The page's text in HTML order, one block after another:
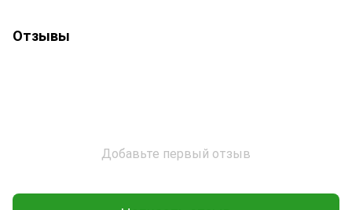
Отзывы
Добавьте первый отзыв